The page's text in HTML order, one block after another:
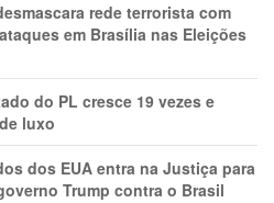
rede terrorista com
em Brasília nas Eleições
do PL cresce 19 vezes e
luxo
dos EUA entra na Justiça para
Trump contra o Brasil